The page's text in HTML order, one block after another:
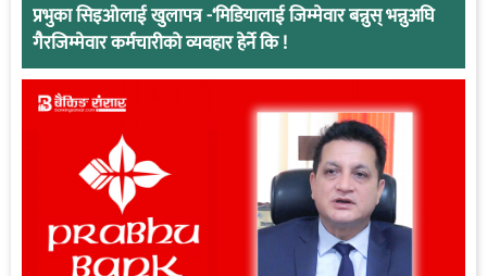
प्रभुका सिइओलाई खुलापत्र -‘मिडियालाई जिम्मेवार बन्नुस् भन्नुअघि
गैरजिम्मेवार कर्मचारीको व्यवहार हेर्ने कि !